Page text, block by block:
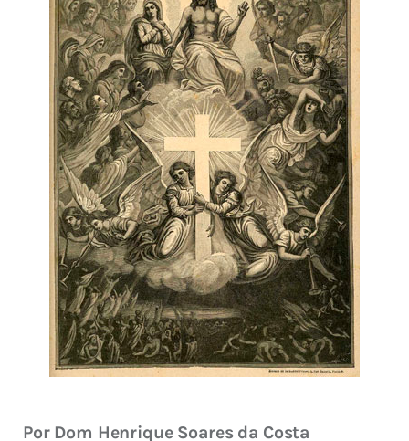
Por Dom Henrique Soares da Costa